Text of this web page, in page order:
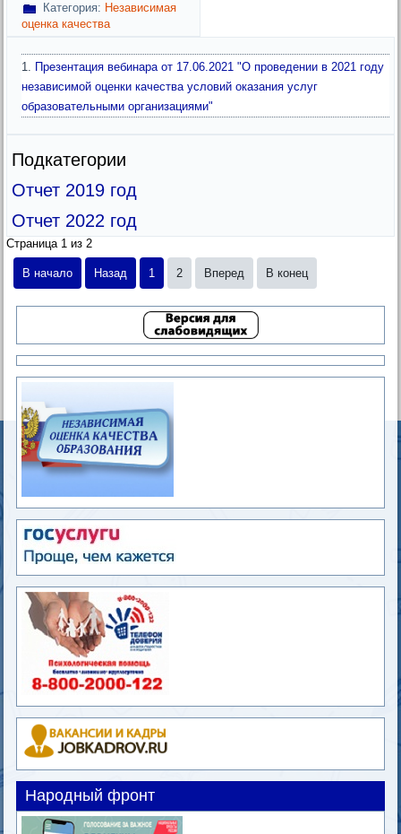
Категория: Независимая
оценка качества
Презентация вебинара от 17.06.2021 "О проведении в 2021 году
независимой оценки качества условий оказания услуг
образовательными организациями"
Подкатегории
Отчет 2019 год
Отчет 2022 год
Страница 1 из 2
В начало Назад 1 2 Вперед В конец
Народный фронт